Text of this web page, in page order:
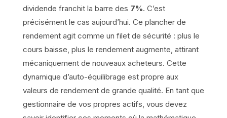
dividende franchit la barre des 7%. C’est
précisément le cas aujourd’hui. Ce plancher de
rendement agit comme un filet de sécurité : plus le
cours baisse, plus le rendement augmente, attirant
mécaniquement de nouveaux acheteurs. Cette
dynamique d’auto-équilibrage est propre aux
valeurs de rendement de grande qualité. En tant que
gestionnaire de vos propres actifs, vous devez